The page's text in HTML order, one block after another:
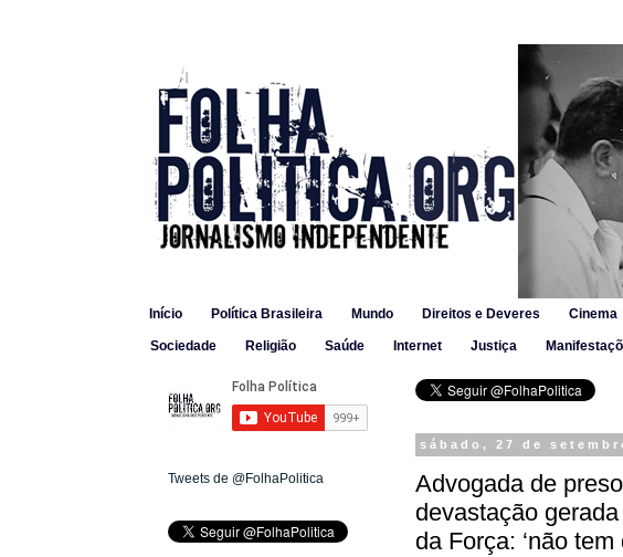
Início Política Brasileira Mundo Direitos e Deveres Cinema
Sociedade Religião Saúde Internet Justiça
sábado, 27 de
Advogada de
devastação
da Força: ‘não
Tweets de @FolhaPolitica